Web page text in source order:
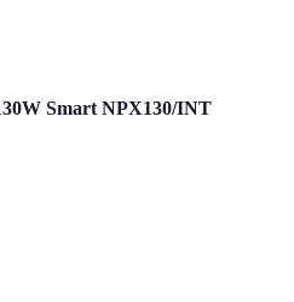
Smart NPX130/INT